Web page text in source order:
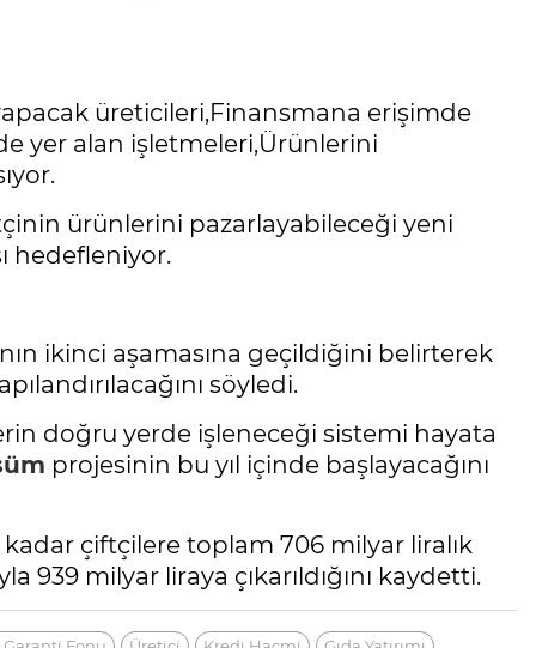
üreticileri,Finansmana erişimde
yer alan işletmeleri,Ürünlerini
ürünlerini pazarlayabileceği yeni
hedefleniyor.
ikinci aşamasına geçildiğini belirterek
söyledi.
doğru yerde işleneceği sistemi hayata
projesinin bu yıl içinde başlayacağını
çiftçilere toplam 706 milyar liralık
939 milyar liraya çıkarıldığını kaydetti.